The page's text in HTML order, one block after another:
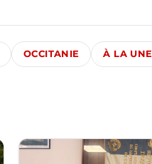
OCCITANIE À LA UNE